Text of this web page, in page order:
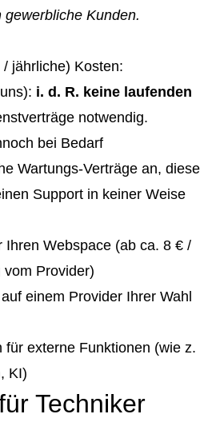
Kunden.
jährliche) Kosten:
i. d. R. keine laufenden
notwendig.
bei Bedarf
Wartungs-Verträge an, diese
Support in keiner Weise
Ihren Webspace (ab ca. 8 € /
vom Provider)
einem Provider Ihrer Wahl
für externe Funktionen (wie z.
KI)
Techniker